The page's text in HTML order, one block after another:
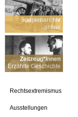
Spanienarchiv
online
Zeitzeug*innen
Erzählte Geschichte
Rechtsextremismus
Ausstellungen